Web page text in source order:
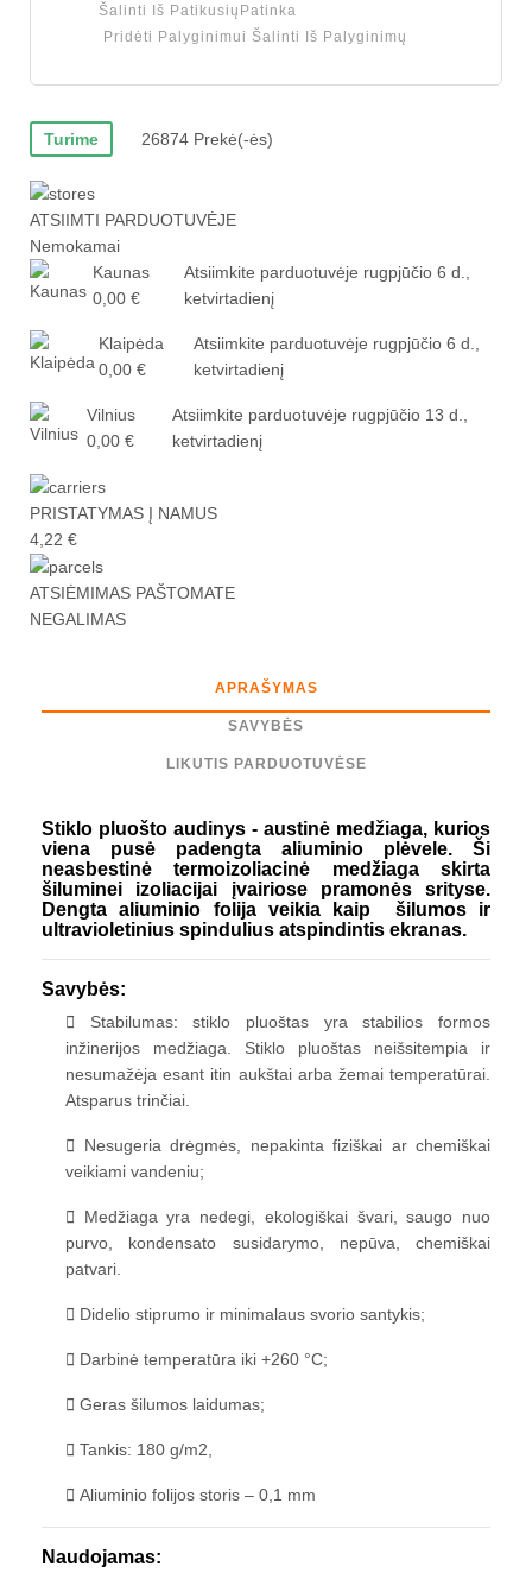
Šalinti Iš Patikusių Patinka
Pridėti Palyginimui Šalinti Iš Palyginimų
Turime 26874 Prekė(-ės)
ATSIIMTI PARDUOTUVĖJE
Nemokamai
Kaunas
0,00 €
Atsiimkite parduotuvėje rugpjūčio 6 d.,
ketvirtadienį
Klaipėda
0,00 €
Atsiimkite parduotuvėje rugpjūčio 6 d.,
ketvirtadienį
Vilnius
0,00 €
Atsiimkite parduotuvėje rugpjūčio 13 d.,
ketvirtadienį
PRISTATYMAS Į NAMUS
4,22 €
ATSIĖMIMAS PAŠTOMATE
NEGALIMAS
APRAŠYMAS
SAVYBĖS
LIKUTIS PARDUOTUVĖSE
Stiklo pluošto audinys - austinė medžiaga, kurios
viena pusė padengta aliuminio plėvele. Ši
neasbestinė termoizoliacinė medžiaga skirta
šiluminei izoliacijai įvairiose pramonės srityse.
Dengta aliuminio folija veikia kaip šilumos ir
ultravioletinius spindulius atspindintis ekranas.
Savybės:
Stabilumas: stiklo pluoštas yra stabilios formos
inžinerijos medžiaga. Stiklo pluoštas neišsitempia ir
nesumažėja esant itin aukštai arba žemai temperatūrai.
Atsparus trinčiai.
Nesugeria drėgmės, nepakinta fiziškai ar chemiškai
veikiami vandeniu;
Medžiaga yra nedegi, ekologiškai švari, saugo nuo
purvo, kondensato susidarymo, nepūva, chemiškai
patvari.
Didelio stiprumo ir minimalaus svorio santykis;
Darbinė temperatūra iki +260 °C;
Geras šilumos laidumas;
Tankis: 180 g/m2,
Aliuminio folijos storis – 0,1 mm
Naudojamas: